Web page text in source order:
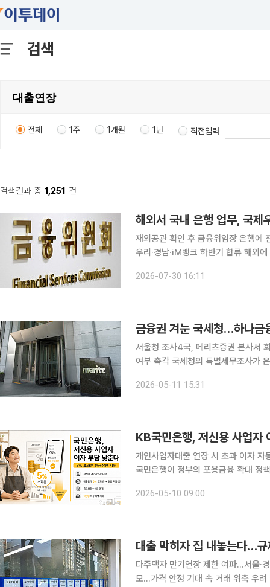
검색
전체 1주 1개월 1년 직접입력
검색결과 총 1,251 건
해외서 국내 은행 업무, 국제
재외공관 확인 후 금융위임장 은행에
우리·경남·iM뱅크 하반기 합류 해외에 거주하는 재외동포가 국내 은행 업무를 대리인에게 맡길 때
2026-07-30 16:11
금융권 겨눈 국세청…하나금
서울청 조사4국, 메리츠증권 본사서
여부 촉각 국세청의 특별세무조사가 은행권에 이어 증권업계로 번지고 있다. 하나금융지주와 하나
2026-05-11 15:31
KB국민은행, 저신용 사업
개인사업자대출 연장 시 초과 이자 자
국민은행이 정부의 포용금융 확대 정
환에 직접 투입하는 방식을 도입해
2026-05-10 09:00
다주택자 만기연장 제한 여파…서울·
모…가격 안정 기대 속 거래 위축 우려 다주택자 주택담보대출 만기 연장 제한 조치가 시행되면서 수